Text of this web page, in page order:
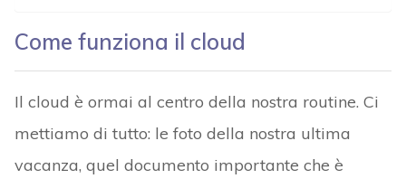
Come funziona il cloud
Il cloud è ormai al centro della nostra routine. Ci
mettiamo di tutto: le foto della nostra ultima
vacanza, quel documento importante che è